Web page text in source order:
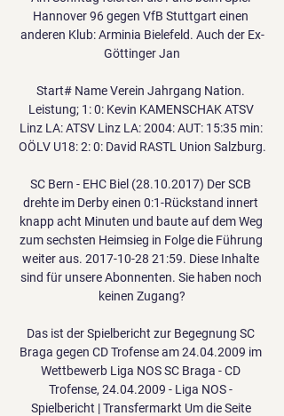
Hannover 96 gegen VfB Stuttgart einen
anderen Klub: Arminia Bielefeld. Auch der Ex-
Göttinger Jan
Start# Name Verein Jahrgang Nation.
Leistung; 1: 0: Kevin KAMENSCHAK ATSV
Linz LA: ATSV Linz LA: 2004: AUT: 15:35 min:
OÖLV U18: 2: 0: David RASTL Union Salzburg.
SC Bern - EHC Biel (28.10.2017) Der SCB
drehte im Derby einen 0:1-Rückstand innert
knapp acht Minuten und baute auf dem Weg
zum sechsten Heimsieg in Folge die Führung
weiter aus. 2017-10-28 21:59. Diese Inhalte
sind für unsere Abonnenten. Sie haben noch
keinen Zugang?
Das ist der Spielbericht zur Begegnung SC
Braga gegen CD Trofense am 24.04.2009 im
Wettbewerb Liga NOS SC Braga - CD
Trofense, 24.04.2009 - Liga NOS -
Spielbericht | Transfermarkt Um die Seite